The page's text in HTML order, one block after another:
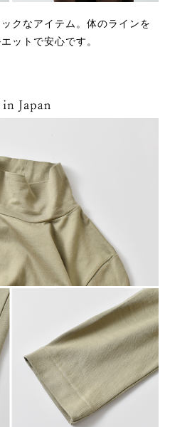
クなアイテム。体のラインを
ットで安心です。